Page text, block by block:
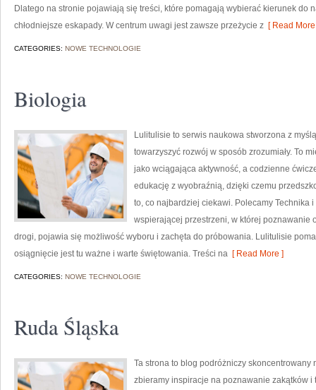
Dlatego na stronie pojawiają się treści, które pomagają wybierać kierunek do
chłodniejsze eskapady. W centrum uwagi jest zawsze przeżycie z [ Read
CATEGORIES: NOWE TECHNOLOGIE
Biologia
Lulitulisie to serwis naukowa stworzona z
towarzyszyć rozwój w sposób zrozumiały. To
jako wciągająca aktywność, a codzienne
edukację z wyobraźnią, dzięki czemu
to, co najbardziej ciekawi. Polecamy Technika
wspierającej przestrzeni, w której poznawanie
drogi, pojawia się możliwość wyboru i zachęta do próbowania. Lulitulisie
osiągnięcie jest tu ważne i warte świętowania. Treści na [ Read More ]
CATEGORIES: NOWE TECHNOLOGIE
Ruda Śląska
Ta strona to blog podróżniczy
zbieramy inspiracje na poznawanie zakątków i